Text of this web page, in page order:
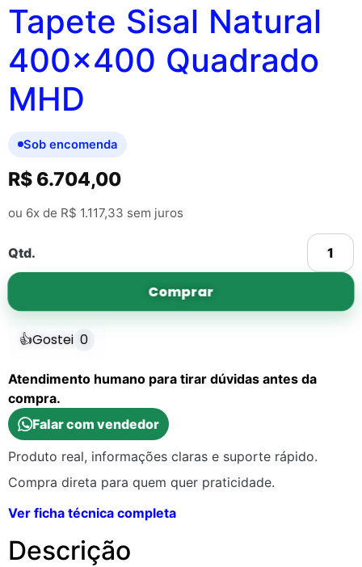
Tapete Sisal Natural
400×400 Quadrado
MHD
Sob encomenda
R$ 6.704,00
ou 6x de R$ 1.117,33 sem juros
Qtd.
Comprar
👍Gostei 0
Atendimento humano para tirar dúvidas antes da
compra.
Falar com vendedor
Produto real, informações claras e suporte rápido.
Compra direta para quem quer praticidade.
Ver ficha técnica completa
Descrição